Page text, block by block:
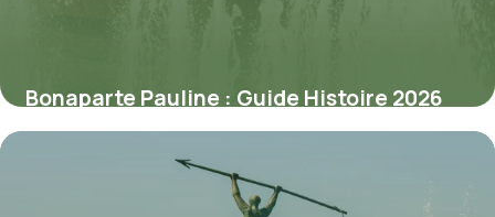
Bonaparte Pauline : Guide Histoire 2026
1 juin 2026